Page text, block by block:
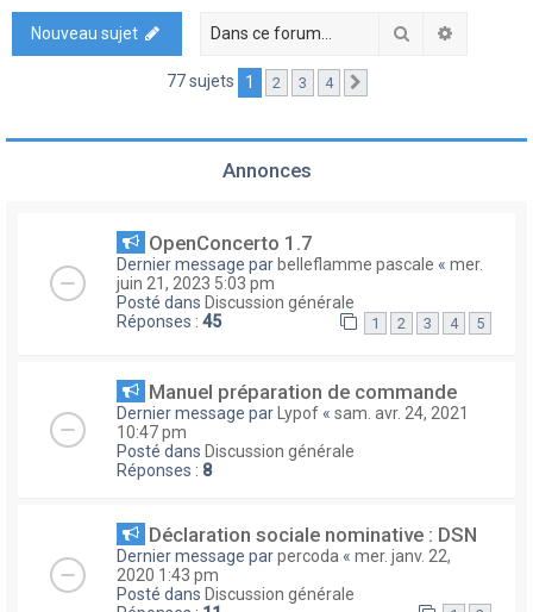
Nouveau sujet Rechercher
77 sujets 1 2 3 4
Annonces
OpenConcerto 1.7
Dernier message par belleflamme pascale « mer.
juin 21, 2023 5:03 pm
Posté dans Discussion générale
Réponses : 45 1 2 3 4 5
Manuel préparation de commande
Dernier message par Lypof « sam. avr. 24, 2021
10:47 pm
Posté dans Discussion générale
Réponses : 8
Déclaration sociale nominative : DSN
Dernier message parpercoda « mer. janv. 22,
2020 1:43 pm
Posté dans Discussion générale